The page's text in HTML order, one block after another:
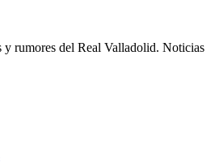
y rumores del Real Valladolid. Noticias